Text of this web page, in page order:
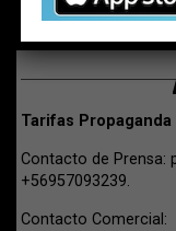
Tarifas Propaganda
Contacto de Prensa:
+56957093239.
Contacto Comercial: